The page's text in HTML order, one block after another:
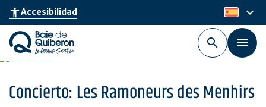
Skip
main
content
accessibility_newAccesibilidad es
keyboard_arrow_down
Concierto: Les Ramoneurs des Menhirs